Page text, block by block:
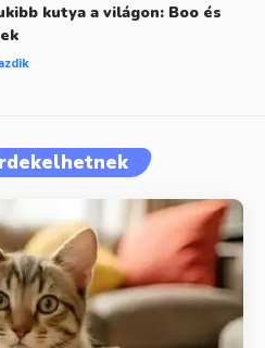
kutya a világon: Boo és